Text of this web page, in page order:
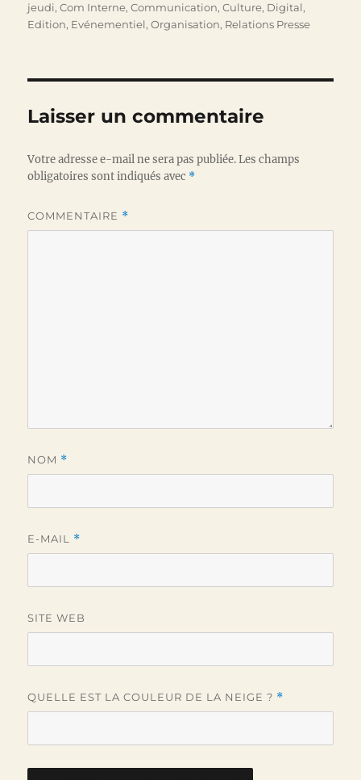
le
jeudi,Com Interne,Communication,Culture, Digital,
Edition, Evénementiel,Organisation, Relations Presse
Laisser un commentaire
Votre adresse e-mail ne sera pas publiée. Les champs
obligatoires sont indiqués avec *
COMMENTAIRE *
NOM *
E-MAIL *
SITE WEB
QUELLE EST LA COULEUR DE LA NEIGE ? *